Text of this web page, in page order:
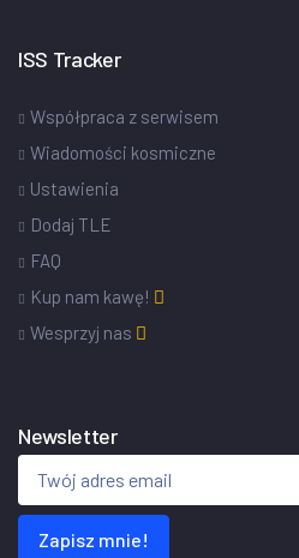
ISS Tracker
Współpraca z serwisem
Wiadomości kosmiczne
Ustawienia
Dodaj TLE
FAQ
Kup nam kawę!
Wesprzyj nas
Newsletter
Zapisz mnie!